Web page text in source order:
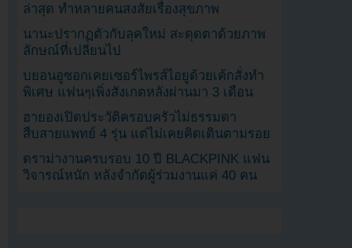
ล่าสุด ทำหลายคนสงสัยเรื่องสุขภาพ
นานะปรากฏตัวกับลุคใหม่ สะดุดตาด้วยภาพ
ลักษณ์ที่เปลี่ยนไป
บยอนอูซอกเคยเซอร์ไพรส์ไอยูด้วยเค้กสั่งทำ
พิเศษ แฟนๆเพิ่งสังเกตหลังผ่านมา 3 เดือน
ฮายองเปิดประวัติครอบครัวไม่ธรรมดา
สืบสายแพทย์ 4 รุ่น แต่ไม่เคยคิดเดินตามรอย
ดราม่างานครบรอบ 10 ปี BLACKPINK แฟน
วิจารณ์หนัก หลังจำกัดผู้ร่วมงานแค่ 40 คน